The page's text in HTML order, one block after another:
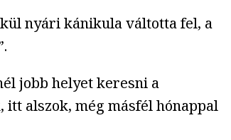
nyári kánikula váltotta fel, a
jobb helyet keresni a
alszok, még másfél hónappal